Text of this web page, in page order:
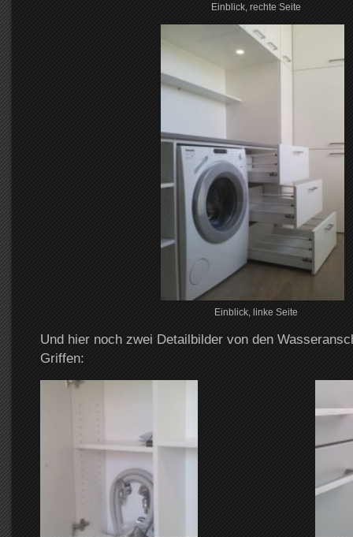
Einblick, rechte Seite
Einblick, linke Seite
Und hier noch zwei Detailbilder von den
Griffen: